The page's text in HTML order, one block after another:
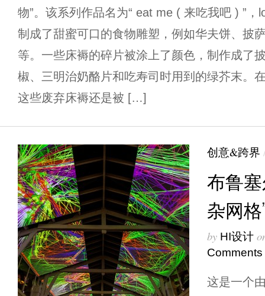
物”。该系列作品名为“ eat me ( 来吃我吧 ) ”
制成了甜蜜可口的食物雕塑，例如华夫饼、披
等。一些床褥的碎片被涂上了颜色，制作成了
椒、三明治奶酪片和吃寿司时用到的绿芥末。
这些废弃床褥还是被 […]
创意&跨界
布鲁
杂网
by HI设计
Comments
这是一个